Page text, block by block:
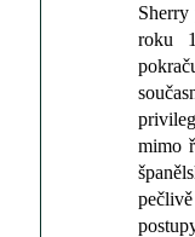
Sherry
roku
mimo